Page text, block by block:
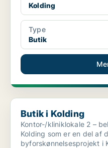
Kolding
Type
Butik
Butik i Kolding
Butik i Kolding
Kontor-/kliniklokale 2 –
Kolding som er en del af
byforskønnelsesprojekt i